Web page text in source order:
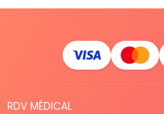
RDV MÉDICAL